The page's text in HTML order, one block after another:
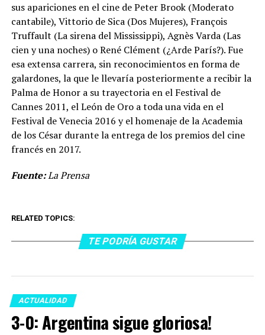
sus apariciones en el cine de Peter Brook (Moderato
cantabile), Vittorio de Sica (Dos Mujeres), François
Truffault (La sirena del Mississippi), Agnès Varda (Las
cien y una noches) o René Clément (¿Arde París?). Fue
esa extensa carrera, sin reconocimientos en forma de
galardones, la que le llevaría posteriormente a recibir la
Palma de Honor a su trayectoria en el Festival de
Cannes 2011, el León de Oro a toda una vida en el
Festival de Venecia 2016 y el homenaje de la Academia
de los César durante la entrega de los premios del cine
francés en 2017.
Fuente:La Prensa
RELATED TOPICS:
TE PODRÍA GUSTAR
ACTUALIDAD
3-0: Argentina sigue gloriosa!